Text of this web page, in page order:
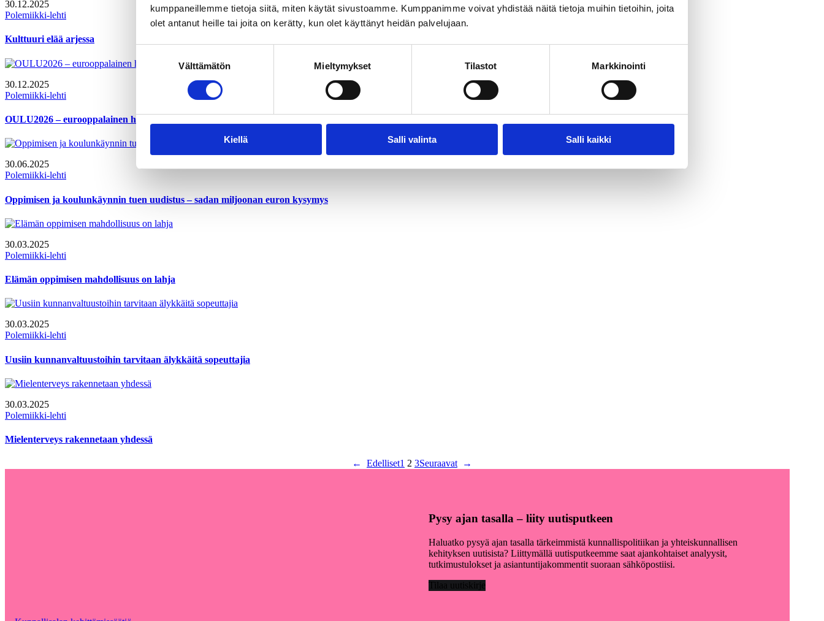
kumppaneillemme tietoja siitä, miten käytät sivustoamme. Kumppanimme voivat yhdistää näitä tietoja muihin tietoihin, joita
olet antanut heille tai joita on kerätty, kun olet käyttänyt heidän palvelujaan.
valinta
Välttämätön Mieltymykset Tilastot Markkinointi
Kiellä Salli valinta Salli kaikki
30.12.2025
Polemiikki-lehti
Kulttuuri elää arjessa
30.12.2025
Polemiikki-lehti
OULU2026 – eurooppalainen hanke, joka yhdistää 40 pohjoista kuntaa
30.06.2025
Polemiikki-lehti
Oppimisen ja koulunkäynnin tuen uudistus – sadan miljoonan euron kysymys
30.03.2025
Polemiikki-lehti
Elämän oppimisen mahdollisuus on lahja
30.03.2025
Polemiikki-lehti
Uusiin kunnanvaltuustoihin tarvitaan älykkäitä sopeuttajia
30.03.2025
Polemiikki-lehti
Mielenterveys rakennetaan yhdessä
← Edelliset1 2 3Seuraavat →
Pysy ajan tasalla – liity uutisputkeen
Haluatko pysyä ajan tasalla tärkeimmistä kunnallispolitiikan ja yhteiskunnallisen
kehityksen uutisista? Liittymällä uutisputkeemme saat ajankohtaiset analyysit,
tutkimustulokset ja asiantuntijakommentit suoraan sähköpostiisi.
Tilaa uutiskirje